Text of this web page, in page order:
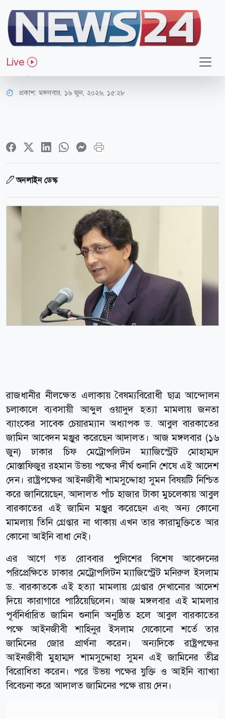
Live
অর্থ-বাণিজ্য
৫ হাজার টাকা মুচলেকায় জামিন পেলেন
আবুল বারকাত
প্রকাশ:মঙ্গলবার, ১৬ জুন, ২০২৬, ১৫:২৮
অনলাইন ডেস্ক
রাজধানীর নীলক্ষেত এলাকায় বৈষম্যবিরোধী ছাত্র আন্দোলন
চলাকালে ব্যবসায়ী আব্দুল ওয়াদুদ হত্যা মামলায় জনতা
ব্যাংকের সাবেক চেয়ারম্যান অধ্যাপক ড. আবুল বারকাতের
জামিন আবেদন মঞ্জুর করেছেন আদালত। আজ মঙ্গলবার (১৬
জুন) ঢাকার চিফ মেট্রোপলিটন ম্যাজিস্ট্রেট মোহাম্মদ
মোস্তাফিজুর রহমান উভয় পক্ষের দীর্ঘ শুনানি শেষে এই আদেশ
দেন। রাষ্ট্রপক্ষের আইনজীবী শামসুদ্দোহা সুমন বিষয়টি নিশ্চিত
করে জানিয়েছেন, আদালত পাঁচ হাজার টাকা মুচলেকায় আবুল
বারকাতের এই জামিন মঞ্জুর করেছেন এবং অন্য কোনো
মামলায় তিনি গ্রেপ্তার না থাকায় এখন তার কারামুক্তিতে আর
কোনো আইনি বাধা নেই।
এর আগে গত রোববার পুলিশের বিশেষ আবেদনের
পরিপ্রেক্ষিতে ঢাকার মেট্রোপলিটন ম্যাজিস্ট্রেট মনিরুল ইসলাম
ড. বারকাতকে এই হত্যা মামলায় গ্রেপ্তার দেখানোর আদেশ
দিয়ে কারাগারে পাঠিয়েছিলেন। আজ মঙ্গলবার এই মামলার
পূর্বনির্ধারিত জামিন শুনানি অনুষ্ঠিত হলে আবুল বারকাতের
পক্ষে আইনজীবী শাহিনুর ইসলাম যেকোনো শর্তে তার
জামিনের জোর প্রার্থনা করেন। অন্যদিকে রাষ্ট্রপক্ষের
আইনজীবী মুহাম্মদ শামসুদ্দোহা সুমন এই জামিনের তীব্র
বিরোধিতা করেন। পরে উভয় পক্ষের যুক্তি ও আইনি ব্যাখ্যা
বিবেচনা করে আদালত জামিনের পক্ষে রায় দেন।